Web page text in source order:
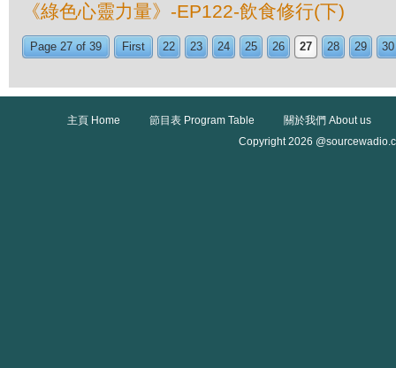
《綠色心靈力量》-EP122-飲食修行(下)
Page 27 of 39 First 22 23 24 25 26 27 28 29 30
主頁 Home 節目表 Program Table
關於我們 About us
Copyright 2026